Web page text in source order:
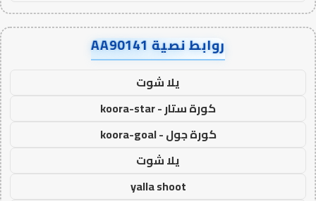
روابط نصية AA90141
يلا شوت
كورة ستار - koora-star
كورة جول - koora-goal
يلا شوت
yalla shoot